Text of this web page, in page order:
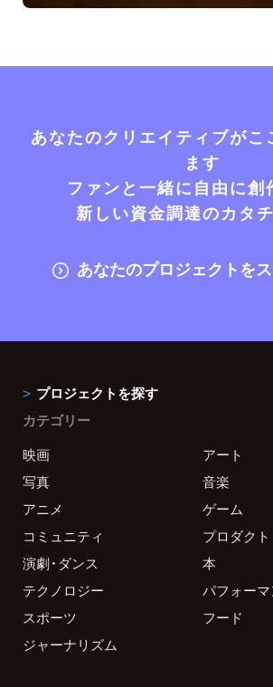
あなたのクリエイティブがこ
ます
ファンと一緒に自由に創
新しい資金調達のカタ
あなたのプロジェクトを
プロジェクトを探す
カテゴリー
映画
アート
写真
音楽
アニメ
ゲーム
コミュニティ
プロダクト
演劇・ダンス
本
テクノロジー
パフォーマ
スポーツ
フード
ジャーナリズム